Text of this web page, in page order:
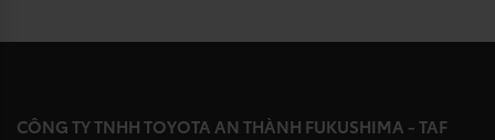
CÔNG TY TNHH TOYOTA AN THÀNH FUKUSHIMA - TAF